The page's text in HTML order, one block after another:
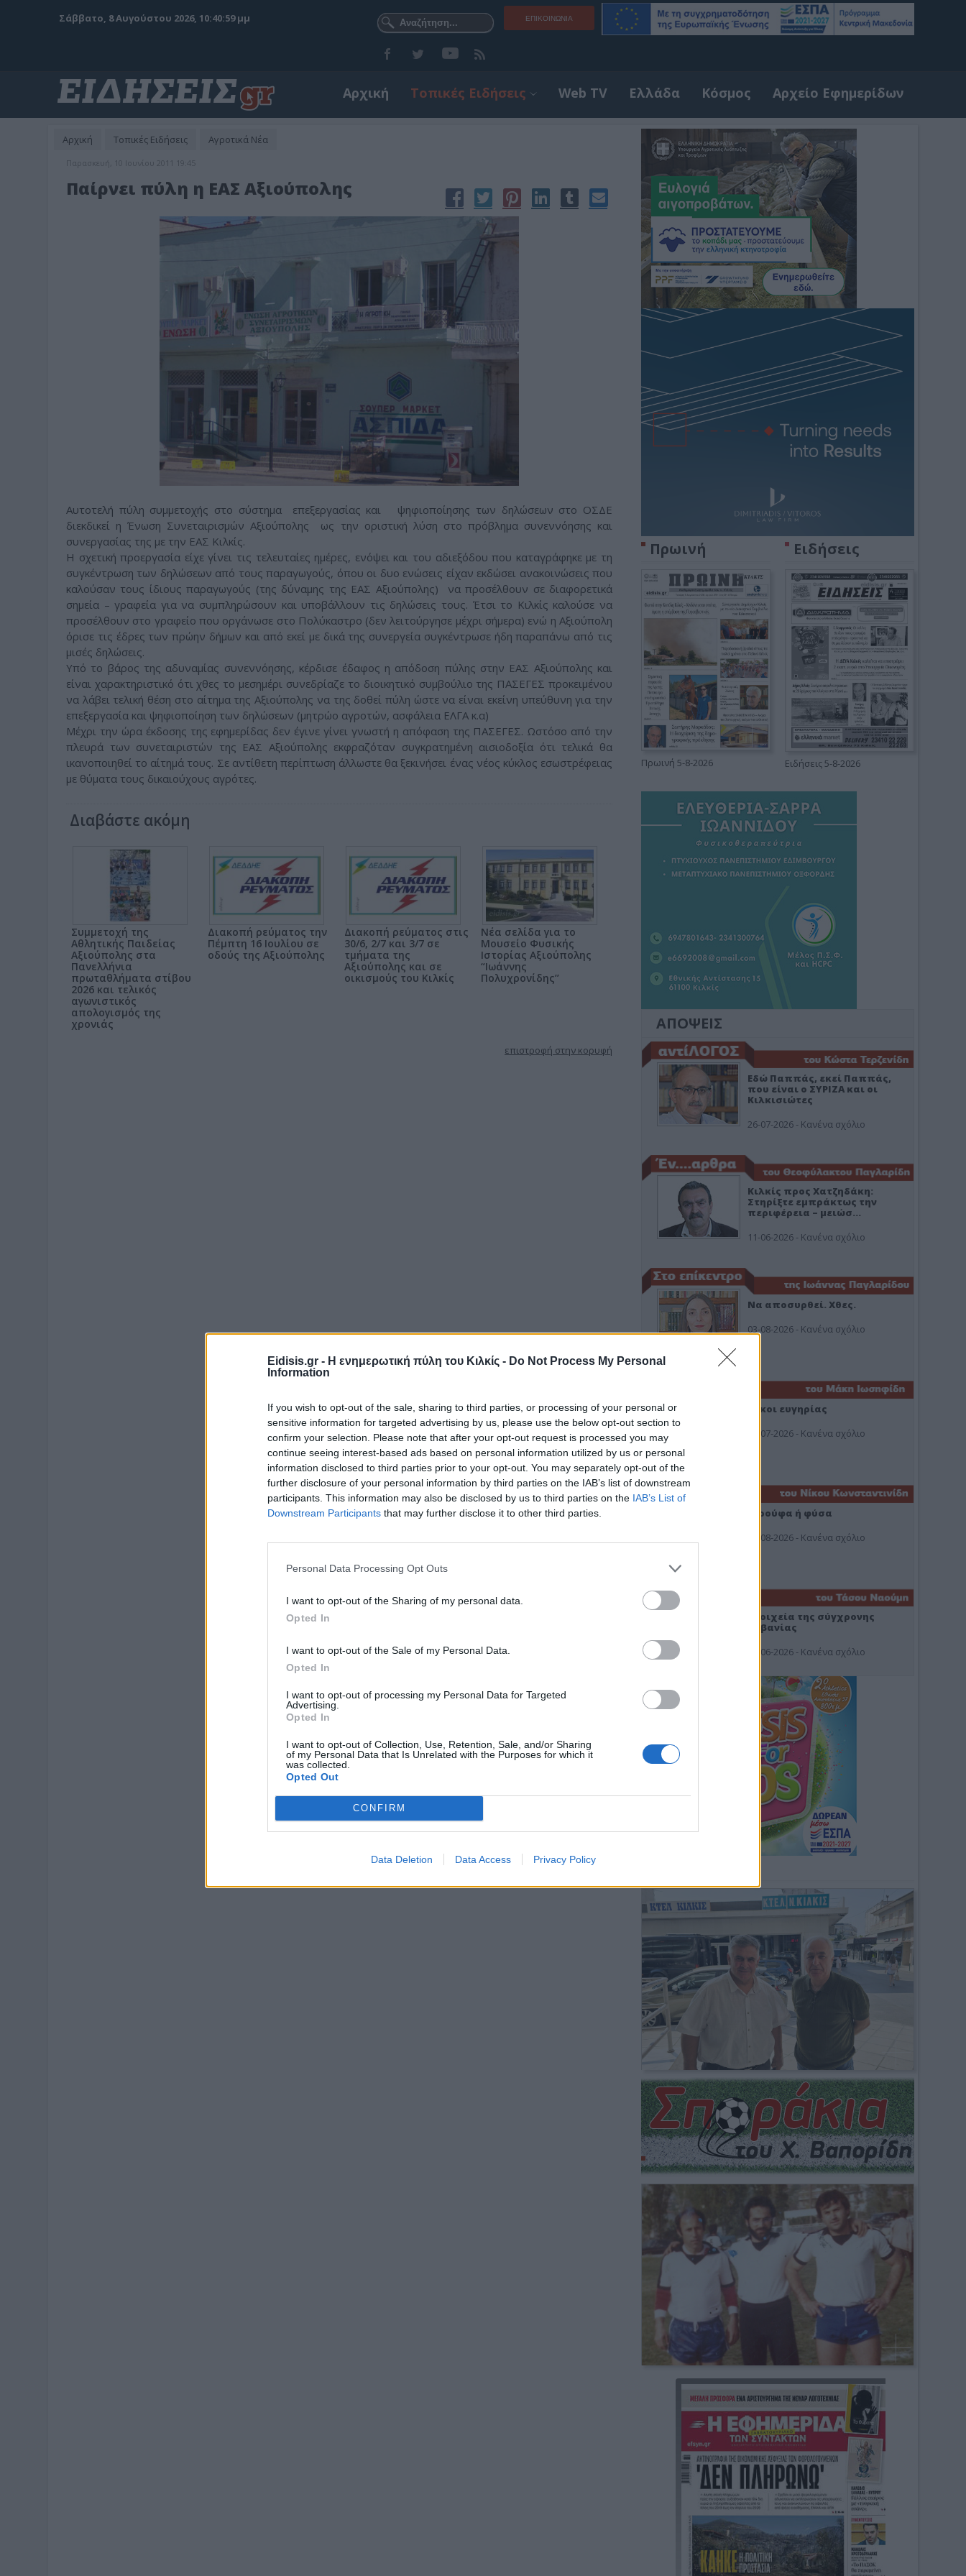
Eidisis.gr - Η ενημερωτική πύλη του Κιλκίς - Do Not Process My Personal
Information
If you wish to opt-out of the sale, sharing to third parties, or processing of your personal or
sensitive information for targeted advertising by us, please use the below opt-out section to
confirm your selection. Please note that after your opt-out request is processed you may
continue seeing interest-based ads based on personal information utilized by us or personal
information disclosed to third parties prior to your opt-out. You may separately opt-out of the
further disclosure of your personal information by third parties on the IAB’s list of downstream
participants. This information may also be disclosed by us to third parties on the IAB’s List of
Downstream Participants that may further disclose it to other third parties.
Personal Data Processing Opt Outs
I want to opt-out of the Sharing of my personal data.
Opted In
I want to opt-out of the Sale of my Personal Data.
Opted In
I want to opt-out of processing my Personal Data for Targeted
Advertising.
Opted In
I want to opt-out of Collection, Use, Retention, Sale, and/or Sharing
of my Personal Data that Is Unrelated with the Purposes for which it
was collected.
Opted Out
CONFIRM
Data Deletion Data Access Privacy Policy
ΕΠΙΚΟΙΝΩΝΊΑ
Σάββατο, 8 Αυγούστου 2026, 10:41:01 μμ
Αρχική Τοπικές Ειδήσεις Web TV Ελλάδα Κόσμος Αρχείο Εφημερίδων
Αρχική Τοπικές Ειδήσεις Αγροτικά Νέα
Παρασκευή, 10 Ιουνίου 2011 19:45
Παίρνει πύλη η ΕΑΣ Αξιούπολης
Αυτοτελή πύλη συμμετοχής στο σύστημα επεξεργασίας και ψηφιοποίησης των δηλώσεων στο ΟΣΔΕ
διεκδικεί η Ένωση Συνεταιρισμών Αξιούπολης ως την οριστική λύση στο πρόβλημα συνεννόησης και
συνεργασίας της με την ΕΑΣ Κιλκίς.
Η σχετική προεργασία είχε γίνει τις τελευταίες ημέρες, ενόψει και του αδιεξόδου που καταγράφηκε με τη
συγκέντρωση των δηλώσεων από τους παραγωγούς, όπου οι δυο ενώσεις είχαν εκδώσει ανακοινώσεις που
καλούσαν τους ίδιους παραγωγούς (της δύναμης της ΕΑΣ Αξιούπολης) να προσέλθουν σε διαφορετικά
σημεία – γραφεία για να συμπληρώσουν και υποβάλλουν τις δηλώσεις τους. Έτσι το Κιλκίς καλούσε να
προσέλθουν στο γραφείο που οργάνωσε στο Πολύκαστρο (δεν λειτούργησε μέχρι σήμερα) ενώ η Αξιούπολη
όρισε τις έδρες των πρώην δήμων και από εκεί με δικά της συνεργεία συγκέντρωσε ήδη παραπάνω από τις
μισές δηλώσεις.
Υπό το βάρος της αδυναμίας συνεννόησης, κέρδισε έδαφος η απόδοση πύλης στην ΕΑΣ Αξιούπολης και
είναι χαρακτηριστικό ότι χθες το μεσημέρι συνεδρίαζε το διοικητικό συμβούλιο της ΠΑΣΕΓΕΣ προκειμένου
να λάβει τελική θέση στο αίτημα της Αξιούπολης να της δοθεί πύλη ώστε να είναι εκείνη υπεύθυνη για την
επεξεργασία και ψηφιοποίηση των δηλώσεων (μητρώο αγροτών, ασφάλεια ΕΛΓΑ κ.α)
Μέχρι την ώρα έκδοσης της εφημερίδας δεν έγινε γίνει γνωστή η απόφαση της ΠΑΣΕΓΕΣ. Ωστόσο από την
πλευρά των συνεταιριστών της ΕΑΣ Αξιούπολης εκφραζόταν συγκρατημένη αισιοδοξία ότι τελικά θα
ικανοποιηθεί το αίτημά τους. Σε αντίθετη περίπτωση άλλωστε θα ξεκινήσει ένας νέος κύκλος εσωστρέφειας
με θύματα τους δικαιούχους αγρότες.
Διαβάστε ακόμη
Συμμετοχή της
Αθλητικής Παιδείας
Αξιούπολης στα
Πανελλήνια
πρωταθλήματα στίβου
2026 και τελικός
αγωνιστικός
απολογισμός της
χρονιάς
Διακοπή ρεύματος την
Πέμπτη 16 Ιουλίου σε
οδούς της Αξιούπολης
Διακοπή ρεύματος στις
30/6, 2/7 και 3/7 σε
τμήματα της
Αξιούπολης και σε
οικισμούς του Κιλκίς
Νέα σελίδα για το
Μουσείο Φυσικής
Ιστορίας Αξιούπολης
“Ιωάννης
Πολυχρονίδης’’
επιστροφή στην κορυφή
Πρωινή
Πρωινή 5-8-2026
Ειδήσεις
Ειδήσεις 5-8-2026
ΑΠΟΨΕΙΣ
Εδώ Παππάς, εκεί Παππάς,
που είναι ο ΣΥΡΙΖΑ και οι
Κιλκισιώτες
26-07-2026 - Κανένα σχόλιο
Κιλκίς προς Χατζηδάκη:
Στηρίξτε εμπράκτως την
περιφέρεια – μειώσ…
11-06-2026 - Κανένα σχόλιο
Να αποσυρθεί. Χθες.
03-08-2026 - Κανένα σχόλιο
Οίκοι ευγηρίας
24-07-2026 - Κανένα σχόλιο
Ή ρούφα ή φύσα
03-08-2026 - Κανένα σχόλιο
Στοιχεία της σύγχρονης
Αλβανίας
19-06-2026 - Κανένα σχόλιο